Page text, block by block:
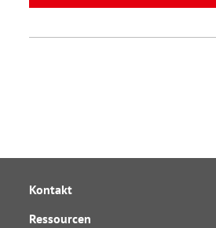
Kontakt
Ressourcen